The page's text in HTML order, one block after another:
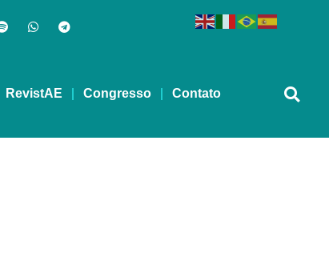
RevistAE Congresso Contato